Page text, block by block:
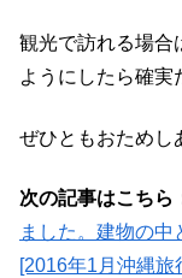
観光で訪れる場合
ようにしたら確実
ぜひともおためし
次の記事はこちら
ました。建物の中
[2016年1月沖縄旅